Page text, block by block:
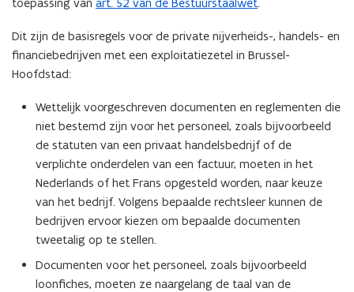
e
Dit zijn de basisregels voor de private nijverheids-, handels- en
financiebedrijven met een exploitatiezetel in Brussel-
Hoofdstad:
Wettelijk voorgeschreven documenten en reglementen die
niet bestemd zijn voor het personeel, zoals bijvoorbeeld
de statuten van een privaat handelsbedrijf of de
verplichte onderdelen van een factuur, moeten in het
Nederlands of het Frans opgesteld worden, naar keuze
van het bedrijf. Volgens bepaalde rechtsleer kunnen de
bedrijven ervoor kiezen om bepaalde documenten
tweetalig op te stellen.
Documenten voor het personeel, zoals bijvoorbeeld
loonfiches, moeten ze naargelang de taal van de